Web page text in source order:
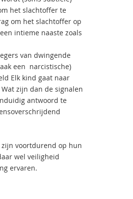
het slachtoffer te
om het slachtoffer op
intieme naaste zoals
van dwingende
een narcistische)
Elk kind gaat naar
zijn dan de signalen
antwoord te
zijn voortdurend op hun
wel veiligheid
ervaren.